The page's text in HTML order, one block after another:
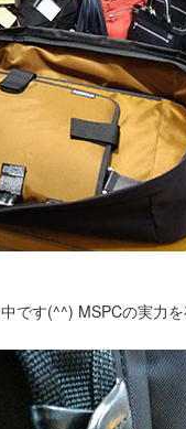
です(^^) MSPCの実力を